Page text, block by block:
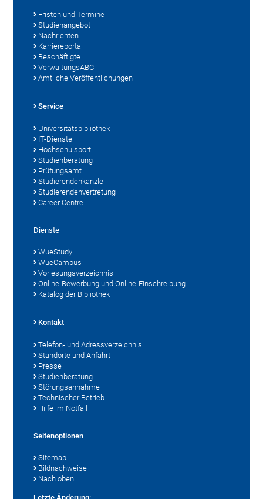
Fristen und Termine
Studienangebot
Nachrichten
Karriereportal
Beschäftigte
VerwaltungsABC
Amtliche Veröffentlichungen
Service
Universitätsbibliothek
IT-Dienste
Hochschulsport
Studienberatung
Prüfungsamt
Studierendenkanzlei
Studierendenvertretung
Career Centre
Dienste
WueStudy
WueCampus
Vorlesungsverzeichnis
Online-Bewerbung und Online-Einschreibung
Katalog der Bibliothek
Kontakt
Telefon- und Adressverzeichnis
Standorte und Anfahrt
Presse
Studienberatung
Störungsannahme
Technischer Betrieb
Hilfe im Notfall
Seitenoptionen
Sitemap
Bildnachweise
Nach oben